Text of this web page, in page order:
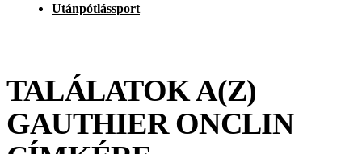
Utánpótlássport
TALÁLATOK A(Z)
GAUTHIER ONCLIN